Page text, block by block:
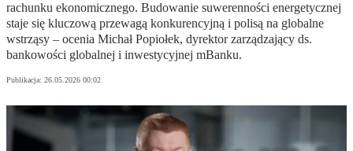
rachunku ekonomicznego. Budowanie suwerenności energetycznej
staje się kluczową przewagą konkurencyjną i polisą na globalne
wstrząsy – ocenia Michał Popiołek, dyrektor zarządzający ds.
bankowości globalnej i inwestycyjnej mBanku.
Publikacja: 26.05.2026 00:02